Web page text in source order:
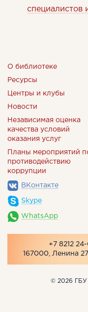
специалистов
О библиотеке
Ресурсы
Центры и клубы
Новости
Независимая оценка
качества условий
оказания услуг
Планы мероприятий
противодействию
коррупции
ВКонтакте
Skype
WhatsApp
+7 8212
167000, Ленина
© 2026